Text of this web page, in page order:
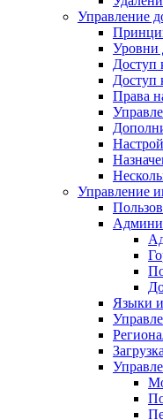
Управление
Уровни
Доступ
Доступ
Права
Управление
Языки